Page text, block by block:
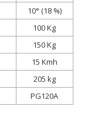
10° (18 %)
100 Kg
150 Kg
15 Kmh
205 kg
PG120A